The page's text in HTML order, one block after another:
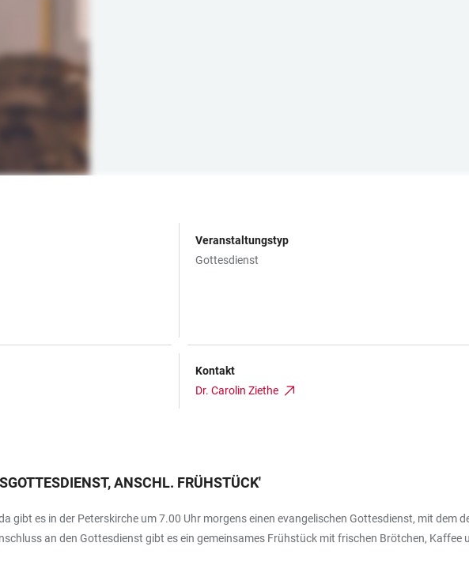
Veranstaltungstyp
Gottesdienst
Kontakt
Dr. Carolin Ziethe
ANSCHL. FRÜHSTÜCK'
gibt es in der Peterskirche um 7.00 Uhr morgens einen evangelischen Gottesdienst, mit dem
an den Gottesdienst gibt es ein gemeinsames Frühstück mit frischen Brötchen, Kaffee